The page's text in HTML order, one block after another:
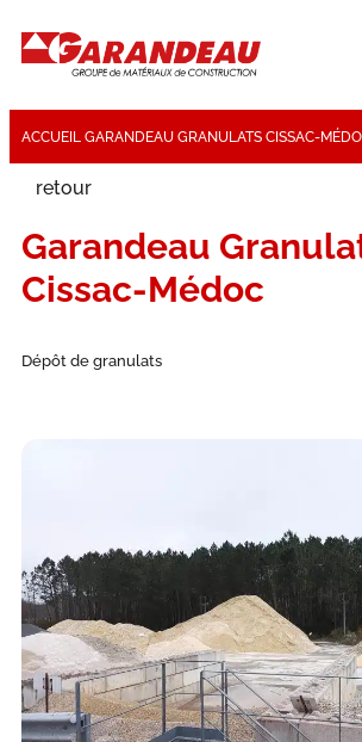
ACCUEIL GARANDEAU GRANULATS CISSAC-
retour
Garandeau
Cissac-Médoc
Dépôt de granulats